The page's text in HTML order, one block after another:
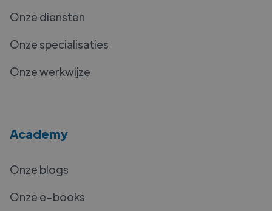
Onze diensten
Onze specialisaties
Onze werkwijze
Academy
Onze blogs
Onze e-books